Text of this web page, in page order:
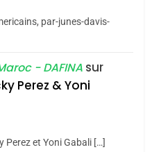
génocide, je dis
La nouvelle
par-junes-davis-
- DAFINA sur
Perez & Yoni
Perez et Yoni Gabali […]
la plus
JE REVENDIQUE